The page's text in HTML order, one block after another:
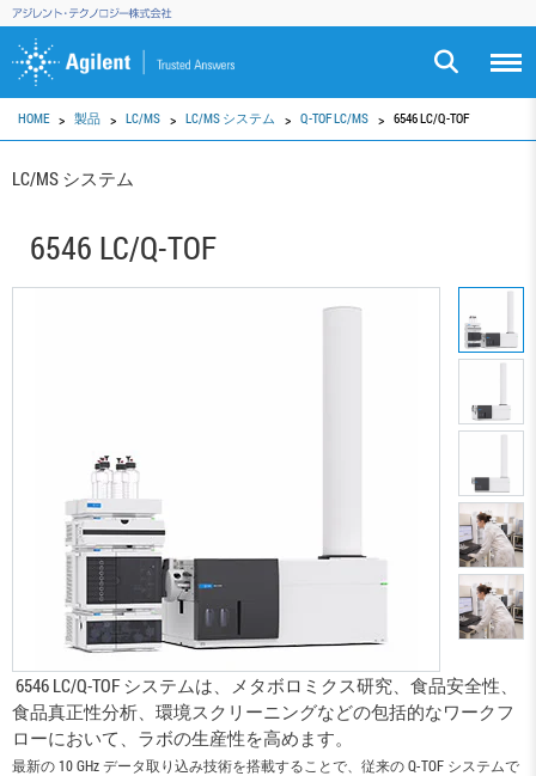
HOME 製品 LC/MS LC/MS システム Q-TOF LC/MS 6546 LC/Q-TOF
LC/MS システム
6546 LC/Q-TOF
6546 LC/Q-TOF システムは、メタボロミクス研究、食品安全性、
食品真正性分析、環境スクリーニングなどの包括的なワークフ
ローにおいて、ラボの生産性を高めます。
最新の 10 GHz データ取り込み技術を搭載することで、従来の Q-TOF システムで